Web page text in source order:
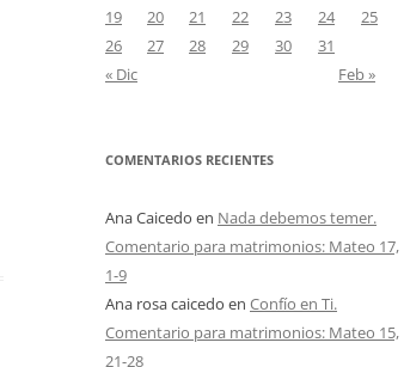
19
20 21 22 23 24
25
26
27 28 29 30
31
« Dic
Feb »
COMENTARIOS RECIENTES
Ana Caicedo en Nada debemos temer.
Comentario para matrimonios: Mateo 17,
1-9
Ana rosa caicedo en Confío en Ti.
Comentario para matrimonios: Mateo 15,
21-28